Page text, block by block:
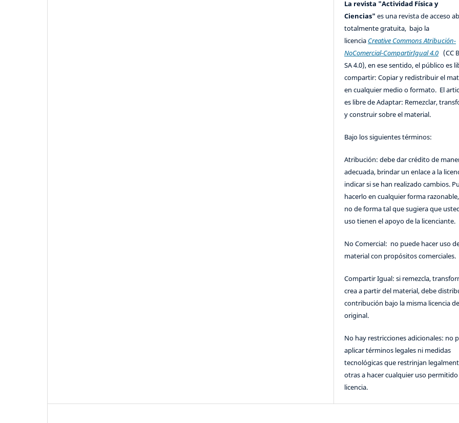
La revista "Actividad Física y
Ciencias"es una revista de acceso
totalmente gratuita, bajo la
licencia Creative Commons Atribución-
NoComercial-CompartirIgual 4.0 (CC
SA 4.0), en ese sentido, el público es
compartir: Copiar y redistribuir el
en cualquier medio o formato. El
es libre de Adaptar: Remezclar,
y construir sobre el material.
Bajo los siguientes términos:
Atribución: debe dar crédito de
adecuada, brindar un enlace a la
indicar si se han realizado cambios.
hacerlo en cualquier forma
no de forma tal que sugiera que
uso tienen el apoyo de la licenciante.
No Comercial: no puede hacer uso
material con propósitos comerciales.
Compartir Igual: si remezcla,
crea a partir del material, debe
contribución bajo la misma licencia
original.
No hay restricciones adicionales: no
aplicar términos legales ni medidas
tecnológicas que restrinjan
otras a hacer cualquier uso
licencia.